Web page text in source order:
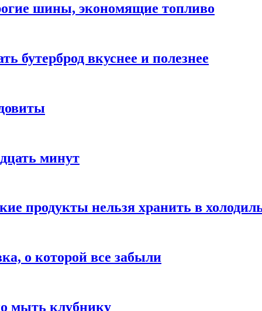
шины, экономящие топливо
бутерброд вкуснее и полезнее
минут
продукты нельзя хранить в
о которой все забыли
мыть клубнику